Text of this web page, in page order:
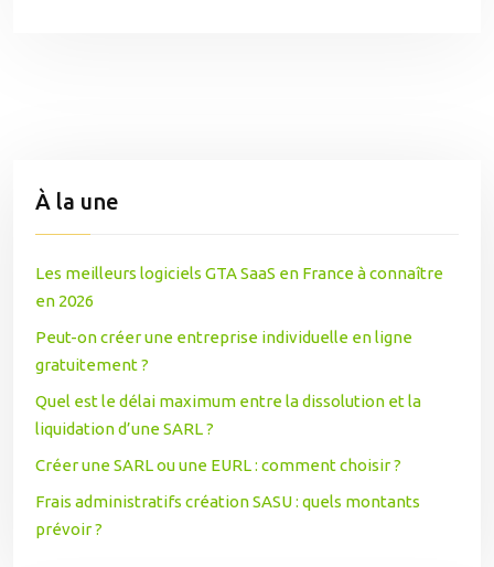
À la une
Les meilleurs logiciels GTA SaaS en France à connaître
en 2026
Peut-on créer une entreprise individuelle en ligne
gratuitement ?
Quel est le délai maximum entre la dissolution et la
liquidation d’une SARL ?
Créer une SARL ou une EURL : comment choisir ?
Frais administratifs création SASU : quels montants
prévoir ?